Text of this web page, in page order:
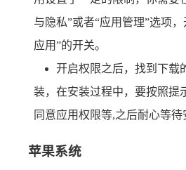
与隐私”或者“应用管理”选项
应用”的开关。
开启权限之后，找到下载
装，在安装过程中，要按照提
同意应用权限等,之后耐心等待
苹果系统